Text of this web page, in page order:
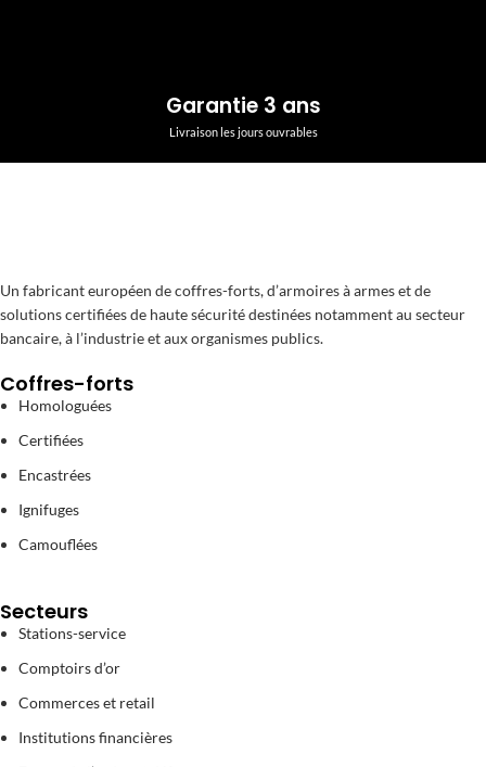
Garantie 3 ans
Livraison les jours ouvrables
Un fabricant européen de coffres-forts, d’armoires à armes et de
solutions certifiées de haute sécurité destinées notamment au secteur
bancaire, à l’industrie et aux organismes publics.
Coffres-forts
Homologuées
Certifiées
Encastrées
Ignifuges
Camouflées
Secteurs
Stations-service
Comptoirs d’or
Commerces et retail
Institutions financières